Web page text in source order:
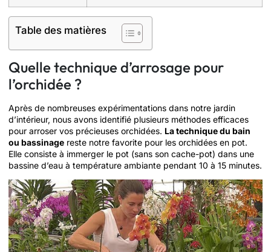
Table des matières
Quelle technique d’arrosage pour
l’orchidée ?
Après de nombreuses expérimentations dans notre jardin
d’intérieur, nous avons identifié plusieurs méthodes efficaces
pour arroser vos précieuses orchidées. La technique du bain
ou bassinage reste notre favorite pour les orchidées en pot.
Elle consiste à immerger le pot (sans son cache-pot) dans une
bassine d’eau à température ambiante pendant 10 à 15 minutes.